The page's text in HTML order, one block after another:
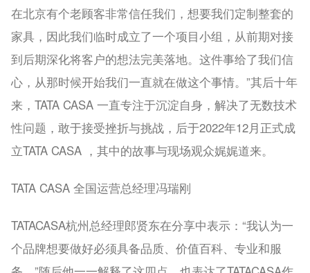
在北京有个老顾客非常信任我们，想要我们定制整套的
家具，因此我们临时成立了一个项目小组，从前期对接
到后期深化将客户的想法完美落地。这件事给了我们信
心，从那时候开始我们一直就在做这个事情。”其后十年
来，TATA CASA 一直专注于沉淀自身，解决了无数技术
性问题，敢于接受挫折与挑战，后于2022年12月正式成
立TATA CASA ，其中的故事与现场观众娓娓道来。
TATA CASA 全国运营总经理冯瑞刚
TATACASA杭州总经理郎贤东在分享中表示：“我认为一
个品牌想要做好必须具备品质、价值百科、专业和服